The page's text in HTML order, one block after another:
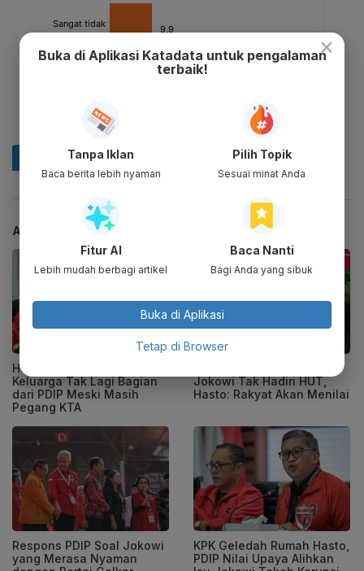
ARTIKEL TERKAIT
Hasto Sebut Jokowi dan
Keluarga Tak Lagi Bagian
dari PDIP Meski Masih
Pegang KTA
Jokowi Tak Hadiri HUT,
Hasto: Rakyat Akan Menilai
Respons PDIP Soal Jokowi
yang Merasa Nyaman
KPK Geledah Rumah Hasto,
PDIP Nilai Upaya Alihkan
×
Buka di Aplikasi Katadata untuk pengalaman
terbaik!
Tanpa Iklan
Baca berita lebih nyaman
Pilih Topik
Sesuai minat Anda
Fitur AI
Lebih mudah berbagi artikel
Baca Nanti
Bagi Anda yang sibuk
Buka di Aplikasi
Tetap di Browser